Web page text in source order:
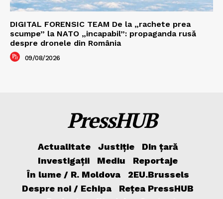
DIGITAL FORENSIC TEAM De la „rachete prea
scumpe” la NATO „incapabil”: propaganda rusă
despre dronele din România
09/08/2026
PressHUB
Actualitate Justiție
Din țară
Investigații
Mediu
Reportaje
În lume / R. Moldova
2EU.Brussels
Despre noi / Echipa
Rețea PressHUB